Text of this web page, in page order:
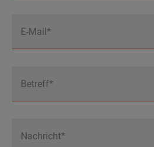
E-Mail*
Betreff*
Nachricht*